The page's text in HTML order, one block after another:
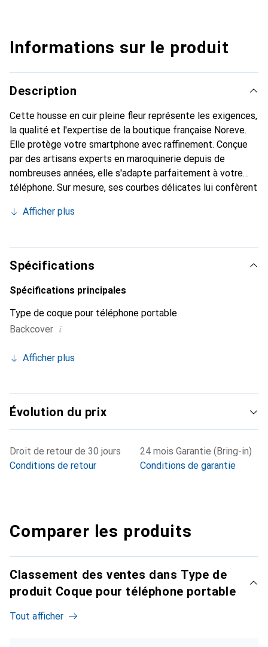
Informations sur le produit
Description
Cette housse en cuir pleine fleur représente les exigences,
la qualité et l'expertise de la boutique française Noreve.
Elle protège votre smartphone avec raffinement. Conçue
par des artisans experts en maroquinerie depuis de
nombreuses années, elle s'adapte parfaitement à votre
téléphone. Sur mesure, ses courbes délicates lui confèrent
chic et essentiel pour votre smartphone. Reconnaître
marque Noreve est un choix sûr pour une clientèle
exigeante.
Afficher plus
Spécifications
Spécifications principales
Type de coque pour téléphone portable
Backcover i
Afficher plus
Évolution du prix
Droit de retour de 30 jours
Conditions de retour
24 mois Garantie (Bring-in)
Conditions de garantie
Comparer les produits
Classement des ventes dans Type de
produit Coque pour téléphone portable
Tout afficher